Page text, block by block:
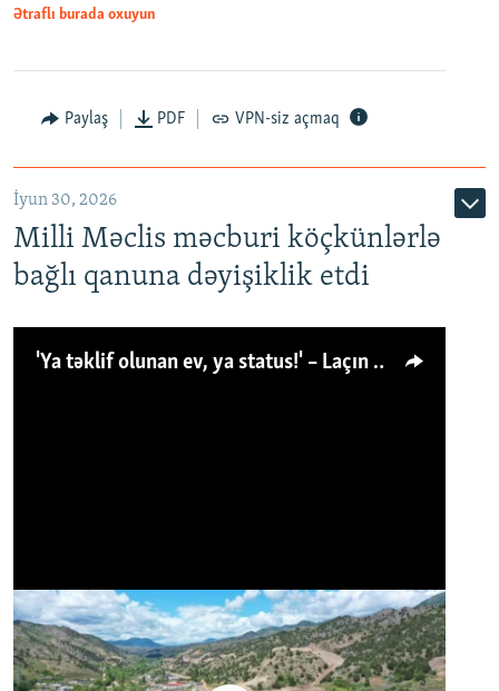
Ətraflı burada oxuyun
Paylaş PDF VPN-siz açmaq
İyun 30, 2026
Milli Məclis məcburi köçkünlərlə
bağlı qanuna dəyişiklik etdi
'Ya təklif olunan ev, ya status!' – Laçın köçkünü: 'Laçından başqa heç hara!'